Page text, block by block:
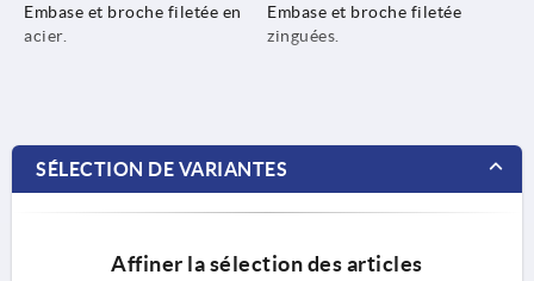
Embase et broche filetée en
acier.
Embase et broche filetée
zinguées.
SÉLECTION DE VARIANTES
Affiner la sélection des articles